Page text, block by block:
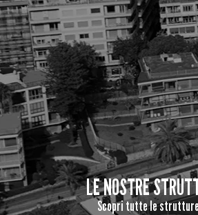
LE NOSTRE
Scopri tutte le